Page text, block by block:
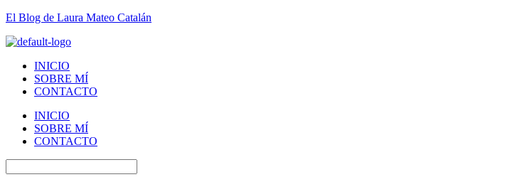
El Blog de Laura Mateo Catalán
INICIO
SOBRE MÍ
CONTACTO
INICIO
SOBRE MÍ
CONTACTO